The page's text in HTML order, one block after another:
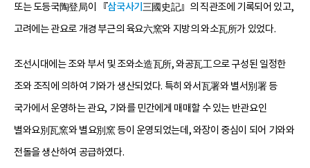
또는 도등국陶登局이 『삼국사기 三國史記』의 직관조에 기록되어 있고,
고려에는 관요로 개경 부근의 육요六窯와 지방의 와소瓦所가 있었다.
조선시대에는 조와 부서 및 조와소造瓦所, 와공瓦工으로 구성된 일정한
조와 조직에 의하여 기와가 생산되었다. 특히 와서瓦署와 별서別署 등
국가에서 운영하는 관요, 기와를 민간에게 매매할 수 있는 반관요인
별와요別瓦窯와 별요別窯 등이 운영되었는데, 와장이 중심이 되어 기와와
전돌을 생산하여 공급하였다.